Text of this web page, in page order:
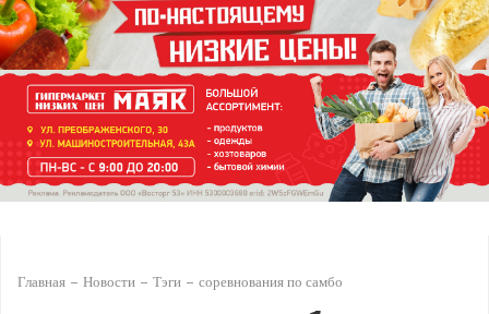
Главная Новости Тэги соревнования по самбо